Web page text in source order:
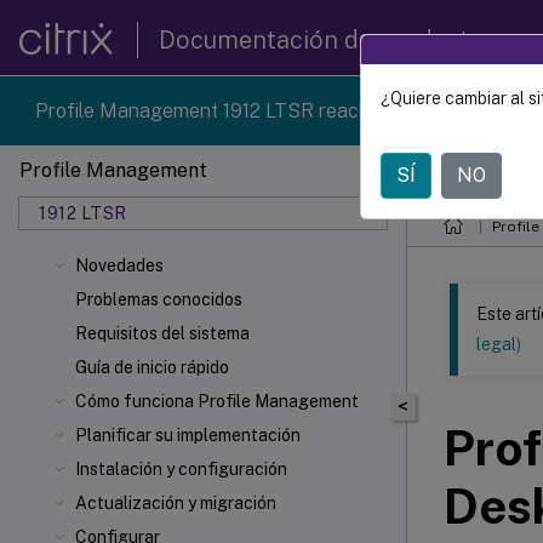
Documentación de productos
Profile Management 1912 LTSR reached end-of-life on
Profile Management
1912 LTSR
Novedades
Problemas conocidos
Requisitos del sistema
Guía de inicio rápido
Cómo funciona Profile Management
Planificar su implementación
Instalación y configuración
Actualización y migración
Configurar
Este
Profile
<
Este
legal)
¿Quiere cambiar al
SÍ NO